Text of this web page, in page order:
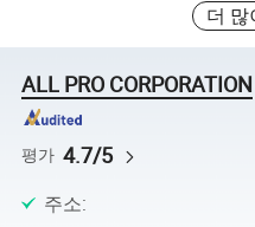
더 많
ALL PRO CORPORATION
평가 4.7/5
주소: